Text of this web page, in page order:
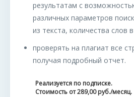
результатам с
различных параметров
из текста, количества слов
проверять на плагиат все
получая подробный отчет.
Реализуется по подписке.
Стоимость от289,00руб./месяц.